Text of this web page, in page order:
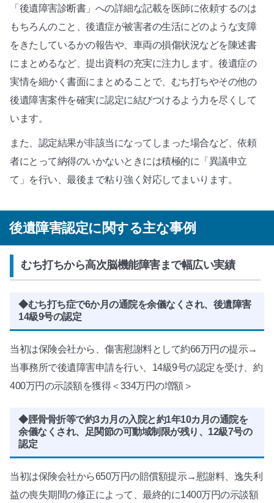
「後遺障害診断書」への詳細な記載を医師に依頼するのは
もちろんのこと、後遺症が被害者の生活にどのような支障
をきたしているかの報告や、車両の損傷状況などを陳述書
にまとめるなど、提出資料の充実に注力します。後遺症の
実情を細かく書面にまとめることで、むち打ちやその他の
後遺障害案件を確実に認定に結びつけるよう力を尽くして
います。
また、認定結果が非該当になってしまった場合など、依頼
者にとって納得のいかないときには積極的に「異議申立
て」を行い、最後まで粘り強く対応してまいります。
後遺障害認定に関する主な事例
むち打ちから高次脳機能障害まで幅広い実績
◆むち打ち症で6か月の通院を余儀なくされ、後遺障害
14級9号の認定
当初は保険会社から、傷害慰謝料として約66万円の提示→
当事務所で後遺障害申請を行い、14級9号の認定を受け、約
400万円の示談額を獲得＜334万円の増額＞
◆脛骨骨折等で約3カ月の入院と約1年10カ月の通院を
余儀なくされ、足関節の可動域制限が残り、12級7号の
認定
当初は保険会社から650万円の賠償額提示→慰謝料、逸失利
益の喪失期間の修正によって、最終的に1400万円の示談額